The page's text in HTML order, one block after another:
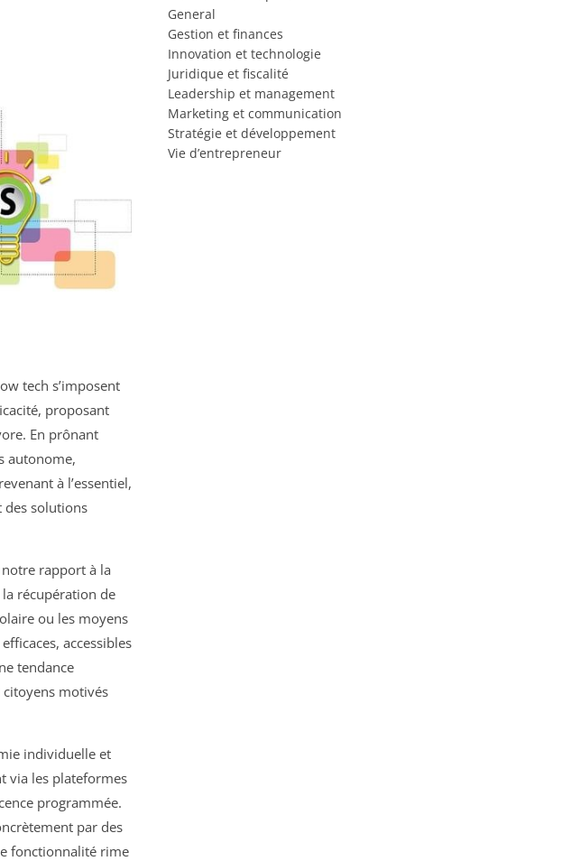
tech s’imposent
proposant
En prônant
autonome,
à l’essentiel,
des solutions
rapport à la
récupération de
ou les moyens
accessibles
tendance
citoyens motivés
individuelle et
via les plateformes
programmée.
par des
fonctionnalité rime
General
Gestion et finances
Innovation et technologie
Juridique et fiscalité
Leadership et management
Marketing et communication
Stratégie et développement
Vie d’entrepreneur